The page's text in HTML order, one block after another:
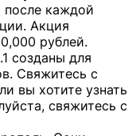
после каждой
Акция
рублей.
созданы для
Свяжитесь с
вы хотите узнать
свяжитесь с